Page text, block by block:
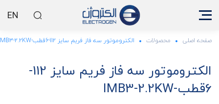
EN
صفحه اصلی محصولات الکتروموتور سه فاز فریم سایز 112-6قطب-IMB3-2.2KW
الکتروموتور سه فاز فریم سایز 112-
6قطب-IMB3-2.2KW